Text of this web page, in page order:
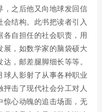
，之后他又向地球发回信
结构。此书把读者引入
各自担任的社会职责，用
展，如数学家的脑袋硕大
，邮差腿脚细长等等。
球人影射了从事各种职业
抨击了现代社会分工对人
惊心动魄的追击场面，无